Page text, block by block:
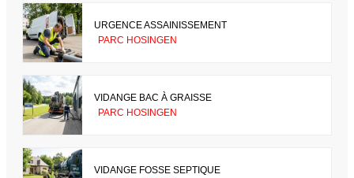
URGENCE ASSAINISSEMENT
PARC HOSINGEN
VIDANGE BAC À GRAISSE
PARC HOSINGEN
VIDANGE FOSSE SEPTIQUE